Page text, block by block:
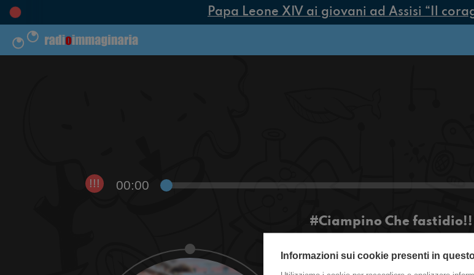
Papa Leone XIV ai giovani ad Assisi “Il
!!! 00:00
#Ciampino Che fastidio!!
Ciao a tutti ragazzi come state!
Stanno facendo un evento in
Informazioni sui cookie presenti in